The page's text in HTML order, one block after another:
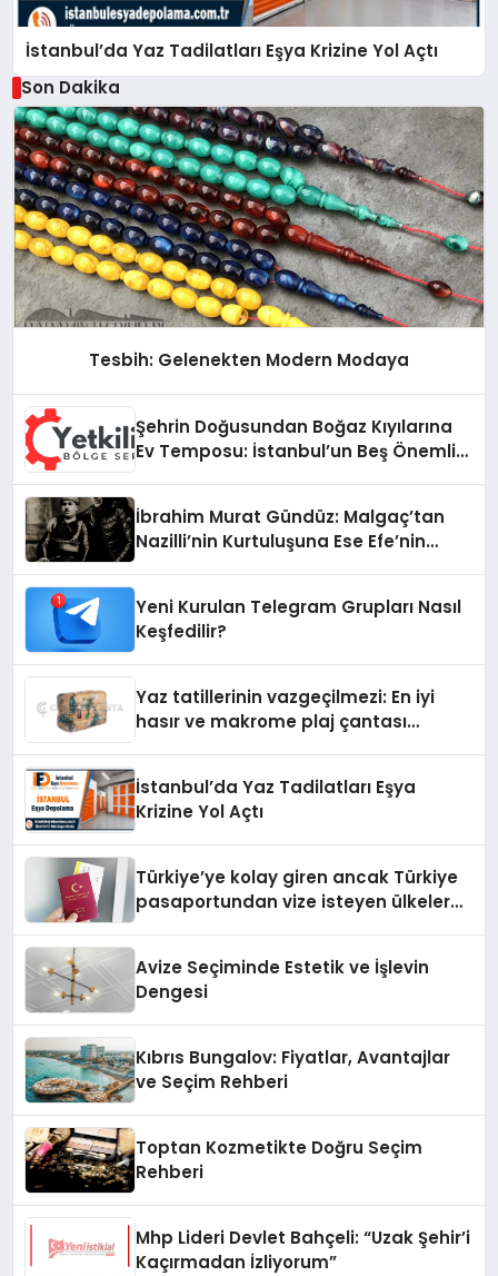
İstanbul’da Yaz Tadilatları Eşya Krizine Yol Açtı
Son Dakika
Tesbih: Gelenekten Modern Modaya
Şehrin Doğusundan Boğaz Kıyılarına
Ev Temposu: İstanbul’un Beş Önemli
İbrahim Murat Gündüz: Malgaç’tan
Nazilli’nin Kurtuluşuna Ese Efe’nin
Yeni Kurulan Telegram Grupları Nasıl
Keşfedilir?
Yaz tatillerinin vazgeçilmezi: En iyi
hasır ve makrome plaj çantası
İstanbul’da Yaz Tadilatları Eşya
Krizine Yol Açtı
Türkiye’ye kolay giren ancak Türkiye
pasaportundan vize isteyen ülkeler
Avize Seçiminde Estetik ve İşlevin
Dengesi
Kıbrıs Bungalov: Fiyatlar, Avantajlar
ve Seçim Rehberi
Toptan Kozmetikte Doğru Seçim
Rehberi
Mhp Lideri Devlet Bahçeli: “Uzak Şehir’i
Kaçırmadan İzliyorum”